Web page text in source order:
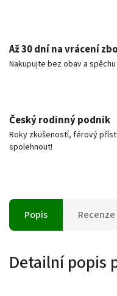
Až 30 dní na vrácení
Nakupujte bez obav a
Český rodinný podnik
Roky zkušeností, férový
spolehnout!
Popis Recenze
Detailní popis